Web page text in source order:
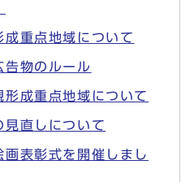
重点地域について
告物のルール
成重点地域について
見直しについて
画表彰式を開催しまし